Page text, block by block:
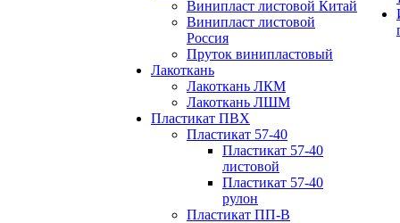
Винипласт листовой Китай
Винипласт листовой
Россия
Пруток винипластовый
Лакоткань
Лакоткань ЛКМ
Лакоткань ЛШМ
Пластикат ПВХ
Пластикат 57-40
Пластикат 57-40
листовой
Пластикат 57-40
рулон
Пластикат ПП-В